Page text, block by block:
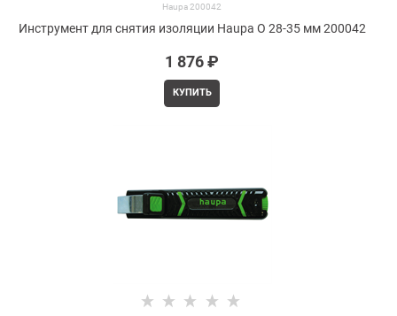
Haupa 200042
Инструмент для снятия изоляции Haupa O 28-35 мм 200042
1 876 ₽
КУПИТЬ